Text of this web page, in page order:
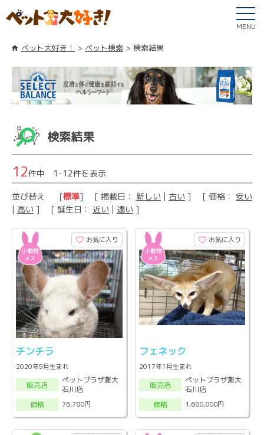
MENU
ペット大好き！ ペット検索 検索結果
検索結果
12件中 1-12件を表示
並び替え [標準] [ 掲載日： 新しい | 古い ] [ 価格： 安い
| 高い ] [ 誕生日： 近い | 遠い ]
お気に入り
チンチラ
2020年9月生まれ
販売店
ペットプラザ灘大
石川店
価格
76,780円
お気に入り
フェネック
2017年1月生まれ
販売店
ペットプラザ灘大
石川店
価格
1,680,000円